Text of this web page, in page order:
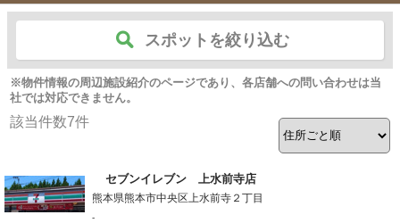
スポットを絞り込む
※物件情報の周辺施設紹介のページであり、各店舗への問い合わせは当
社では対応できません。
該当件数7件
セブンイレブン 上水前寺店
熊本県熊本市中央区上水前寺２丁目
-